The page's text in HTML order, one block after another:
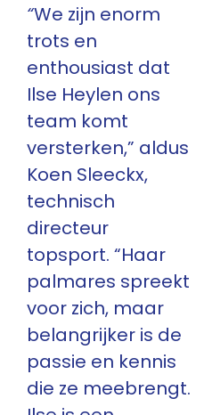
“We zijn enorm
trots en
enthousiast dat
Ilse Heylen ons
team komt
versterken,” aldus
Koen Sleeckx,
technisch
directeur
topsport. “Haar
palmares spreekt
voor zich, maar
belangrijker is de
passie en kennis
die ze meebrengt.